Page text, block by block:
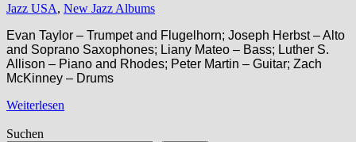
Jazz USA, New Jazz Albums
Evan Taylor – Trumpet and Flugelhorn; Joseph Herbst – Alto
and Soprano Saxophones; Liany Mateo – Bass; Luther S.
Allison – Piano and Rhodes; Peter Martin – Guitar; Zach
McKinney – Drums
Weiterlesen
Suchen